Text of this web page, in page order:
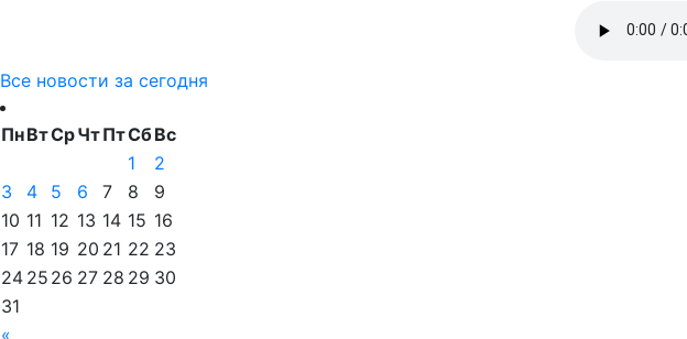
Все новости за сегодня
ПнВтСрЧтПтСбВс
«
1
2
3
4 5 6 7 8
9
10 11 12 13 14 15 16
17 18 19 20 21 22 23
24 25 26 27 28 29 30
31